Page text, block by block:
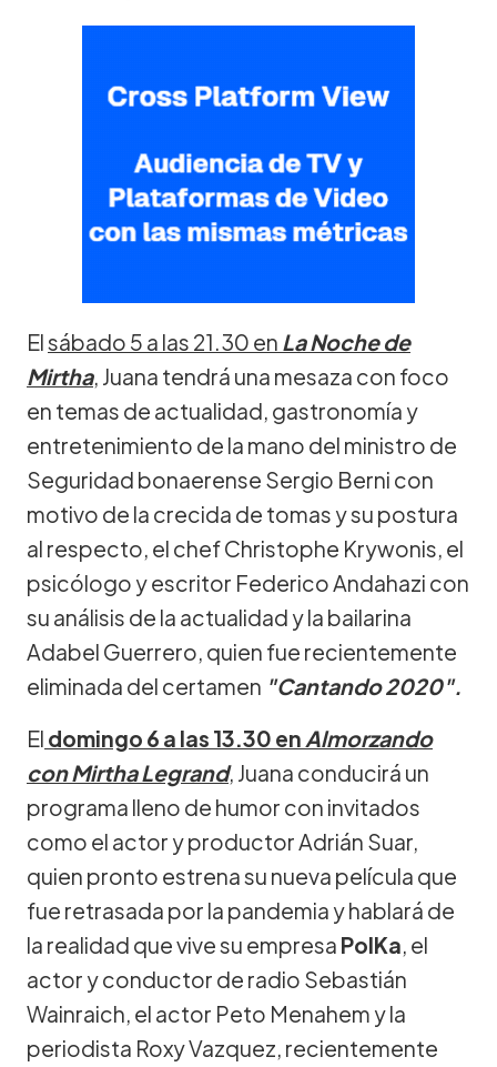
Elsábado 5 a las 21.30 en La Noche de
Mirtha, Juana tendrá una mesaza con foco
en temas de actualidad, gastronomía y
entretenimiento de la mano del ministro de
Seguridad bonaerense Sergio Berni con
motivo de la crecida de tomas y su postura
al respecto, el chef Christophe Krywonis, el
psicólogo y escritor Federico Andahazi con
su análisis de la actualidad y la bailarina
Adabel Guerrero, quien fue recientemente
eliminada del certamen "Cantando 2020".
El domingo 6 a las 13.30 en Almorzando
con Mirtha Legrand, Juana conducirá un
programa lleno de humor con invitados
como el actor y productor Adrián Suar,
quien pronto estrena su nueva película que
fue retrasada por la pandemia y hablará de
la realidad que vive su empresa PolKa, el
actor y conductor de radio Sebastián
Wainraich, el actor Peto Menahem y la
periodista Roxy Vazquez, recientemente